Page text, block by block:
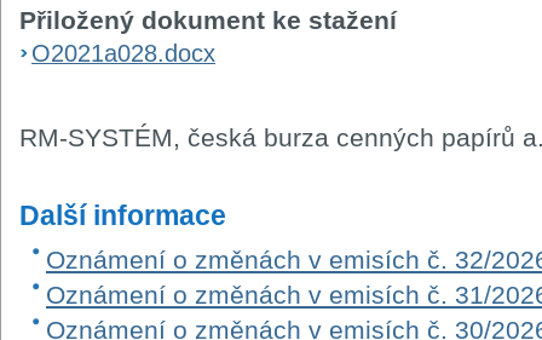
Přiložený dokument ke stažení
O2021a028.docx
RM-SYSTÉM, česká burza cenných papírů
Další informace
Oznámení o změnách v emisích č. 32/
Oznámení o změnách v emisích č. 31/
Oznámení o změnách v emisích č. 30/